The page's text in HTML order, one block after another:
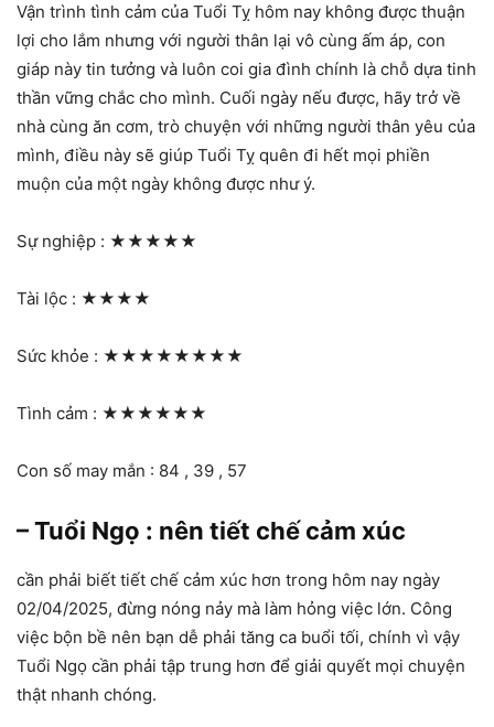
Vận trình tình cảm của Tuổi Tỵ hôm nay không được thuận
lợi cho lắm nhưng với người thân lại vô cùng ấm áp, con
giáp này tin tưởng và luôn coi gia đình chính là chỗ dựa tinh
thần vững chắc cho mình. Cuối ngày nếu được, hãy trở về
nhà cùng ăn cơm, trò chuyện với những người thân yêu của
mình, điều này sẽ giúp Tuổi Tỵ quên đi hết mọi phiền
muộn của một ngày không được như ý.
Sự nghiệp : ★★★★★
Tài lộc : ★★★★
Sức khỏe : ★★★★★★★★
Tình cảm : ★★★★★★
Con số may mắn : 84 , 39 , 57
– Tuổi Ngọ : nên tiết chế cảm xúc
cần phải biết tiết chế cảm xúc hơn trong hôm nay ngày
02/04/2025, đừng nóng nảy mà làm hỏng việc lớn. Công
việc bộn bề nên bạn dễ phải tăng ca buổi tối, chính vì vậy
Tuổi Ngọ cần phải tập trung hơn để giải quyết mọi chuyện
thật nhanh chóng.